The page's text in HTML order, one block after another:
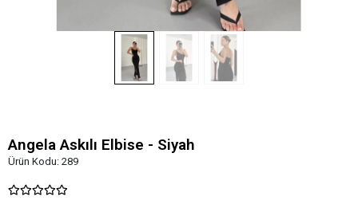
Angela Askılı Elbise - Siyah
Ürün Kodu: 289